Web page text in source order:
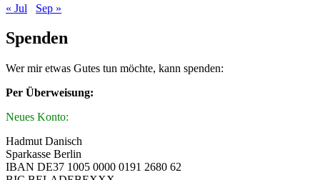
« Jul
Sep »
Spenden
Wer mir etwas Gutes tun möchte, kann spenden:
Per Überweisung:
Neues Konto:
Hadmut Danisch
Sparkasse Berlin
IBAN DE37 1005 0000 0191 2680 62